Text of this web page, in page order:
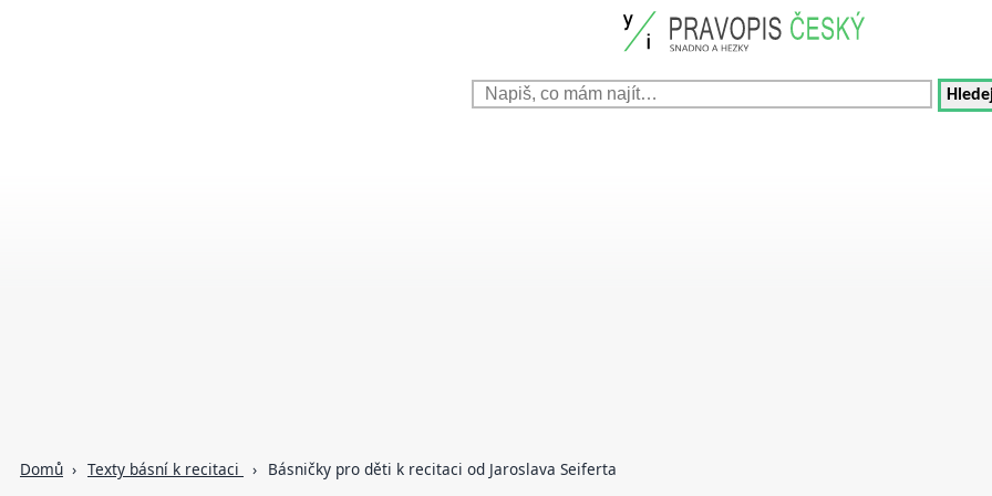
Domů Texty básní k recitaci Básničky pro děti k recitaci od Jaroslava Seiferta